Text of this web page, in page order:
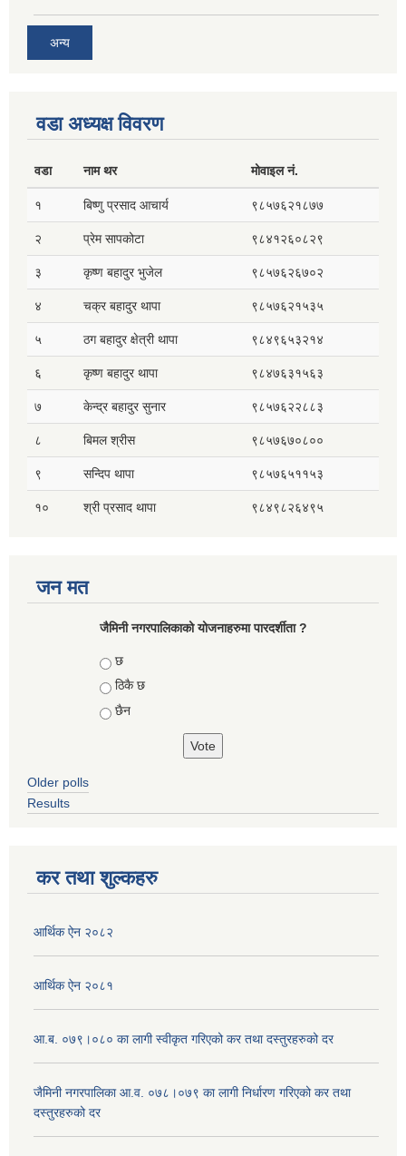
अन्य
वडा अध्यक्ष विवरण
वडा नाम थर मोवाइल नं.
१ बिष्णु प्रसाद आचार्य ९८५७६२१८७७
२ प्रेम सापकोटा ९८४१२६०८२९
३ कृष्ण बहादुर भुजेल ९८५७६२६७०२
४ चक्र बहादुर थापा ९८५७६२१५३५
५ ठग बहादुर क्षेत्री थापा ९८४९६५३२१४
६ कृष्ण बहादुर थापा ९८४७६३१५६३
७ केन्द्र बहादुर सुनार ९८५७६२२८८३
८ बिमल श्रीस ९८५७६७०८००
९ सन्दिप थापा ९८५७६५११५३
१० श्री प्रसाद थापा ९८४९८२६४९५
जन मत
जैमिनी नगरपालिकाको योजनाहरुमा पारदर्शीता ?
Choices
छ
ठिकै छ
छैन
Older polls
Results
कर तथा शुल्कहरु
आर्थिक ऐन २०८२
आर्थिक ऐन २०८१
आ.ब. ०७९।०८० का लागी स्वीकृत गरिएको कर तथा दस्तुरहरुको दर
जैमिनी नगरपालिका आ.व. ०७८।०७९ का लागी निर्धारण गरिएको कर तथा
दस्तुरहरुको दर